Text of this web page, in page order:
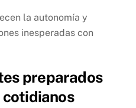
la autonomía y
inesperadas con
preparados
cotidianos